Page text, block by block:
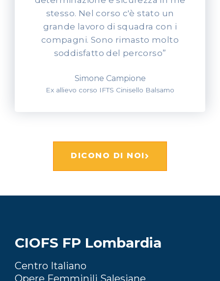
stesso. Nel corso c'è stato un
grande lavoro di squadra con i
compagni. Sono rimasto molto
soddisfatto del percorso”
Simone Campione
Ex allievo corso IFTS Cinisello Balsamo
DICONO DI NOI
CIOFS FP Lombardia
Centro Italiano
Opere Femminili Salesiane